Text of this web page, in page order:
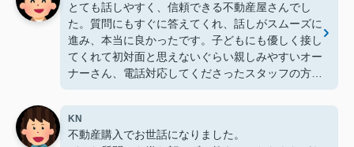
とても話しやすく、信頼できる不動産屋さんでし
た。質問にもすぐに答えてくれ、話しがスムーズに
進み、本当に良かったです。子どもにも優しく接し
てくれて初対面と思えないぐらい親しみやすいオー
ナーさん、電話対応してくださったスタッフの方
も、丁寧な対応で、本当に心から感謝です。ありが
とうございました。
また何かありましたら、デライトハウジングさん
に、是非お願いしたいです。
KN
不動産購入でお世話になりました。